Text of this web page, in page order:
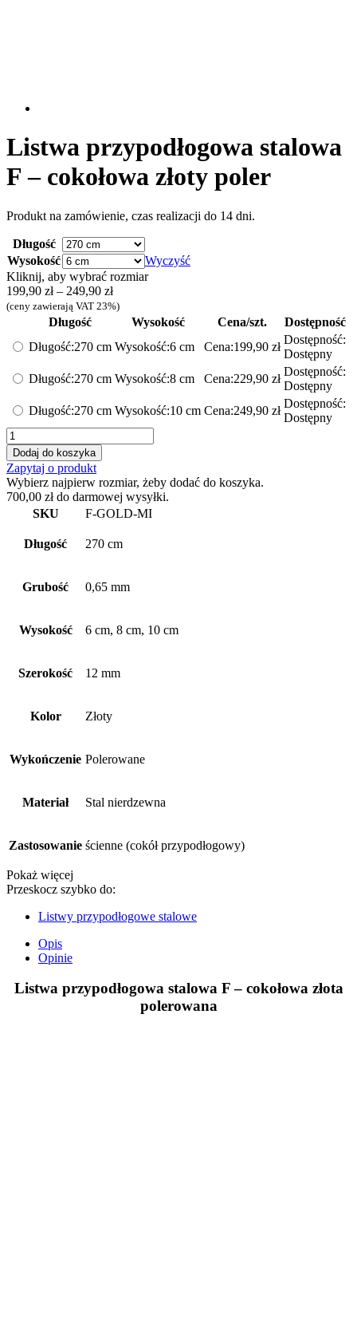
Listwa przypodłogowa stalowa
F – cokołowa złoty poler
Produkt na zamówienie, czas realizacji do 14 dni.
Długość
Wysokość
Wyczyść
Kliknij, aby wybrać rozmiar
199,90 zł – 249,90 złZakres
cen:
199,90 zł
do
(ceny zawierają VAT 23%)
Długość Wysokość Cena/szt.
Dostępność
Długość:270 cm Wysokość:6 cm Cena:199,90 zł
Dostępność:
Dostępny
Długość:270 cm Wysokość:8 cm Cena:229,90 zł
Dostępność:
Dostępny
Długość:270 cm Wysokość:10 cm Cena:249,90 zł
Dostępność:
Dostępny
ilość
Listwa
przypodłogowa
stalowa
F
-
cokołowa
poler
Dodaj do koszyka
Zapytaj o produkt
Wybierz najpierw rozmiar, żeby dodać do koszyka.
700,00 złdo darmowej wysyłki.
SKU
F-GOLD-MI
Długość 270 cm
Grubość 0,65 mm
Wysokość 6 cm, 8 cm, 10 cm
Szerokość 12 mm
Kolor Złoty
Wykończenie Polerowane
Materiał Stal nierdzewna
Zastosowanie ścienne (cokół przypodłogowy)
Pokaż więcej
Przeskocz szybko do:
Listwy przypodłogowe stalowe
Opis
Opinie
Listwa przypodłogowa stalowa F – cokołowa złota
polerowana